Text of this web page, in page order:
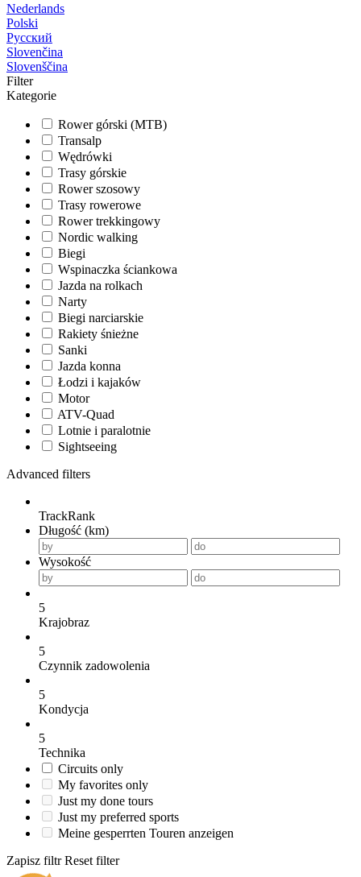
Nederlands
Polski
Русский
Slovenčina
Slovenščina
Filter
Kategorie
Rower górski (MTB)
Transalp
Wędrówki
Trasy górskie
Rower szosowy
Trasy rowerowe
Rower trekkingowy
Nordic walking
Biegi
Wspinaczka ściankowa
Jazda na rolkach
Narty
Biegi narciarskie
Rakiety śnieżne
Sanki
Jazda konna
Łodzi i kajaków
Motor
ATV-Quad
Lotnie i paralotnie
Sightseeing
Advanced filters
TrackRank
Długość (km)
Wysokość
5
Krajobraz
5
Czynnik zadowolenia
5
Kondycja
5
Technika
Circuits only
My favorites only
Just my done tours
Just my preferred sports
Meine gesperrten Touren anzeigen
Zapisz filtr Reset filter